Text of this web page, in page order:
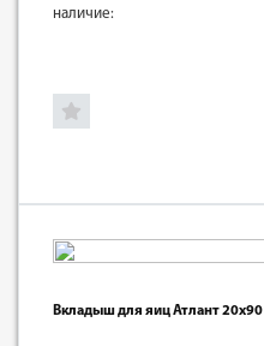
наличие:
Вкладыш для яиц Атлант 20х90